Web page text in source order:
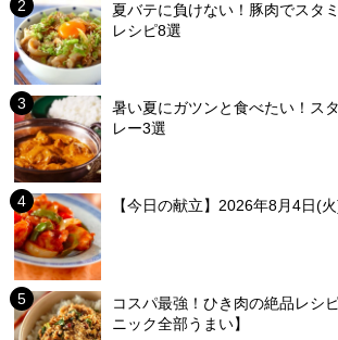
夏バテに負けない！豚肉でスタ
レシピ8選
暑い夏にガツンと食べたい！ス
レー3選
【今日の献立】2026年8月4日(火
コスパ最強！ひき肉の絶品レシ
ニック全部うまい】